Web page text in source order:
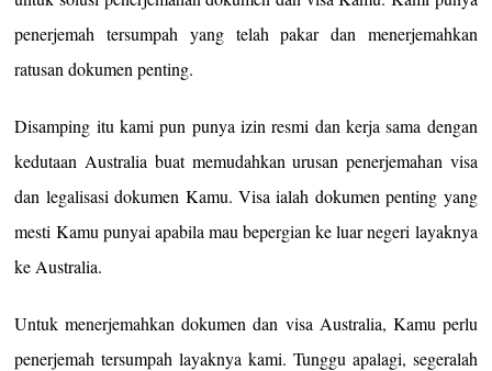
penerjemah tersumpah yang telah pakar dan menerjemahkan
ratusan dokumen penting.
Disamping itu kami pun punya izin resmi dan kerja sama dengan
kedutaan Australia buat memudahkan urusan penerjemahan visa
dan legalisasi dokumen Kamu. Visa ialah dokumen penting yang
mesti Kamu punyai apabila mau bepergian ke luar negeri layaknya
ke Australia.
Untuk menerjemahkan dokumen dan visa Australia, Kamu perlu
penerjemah tersumpah layaknya kami. Tunggu apalagi, segeralah